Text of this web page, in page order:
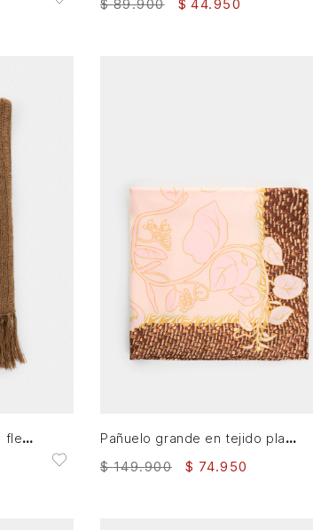
$ 89.900 $ 44.950
Bufanda tejida con lurex y flecos para mujer Tika Pañuelo grande en tejido plano estampado floral para mujer Kuza
$ 149.900 $ 74.950